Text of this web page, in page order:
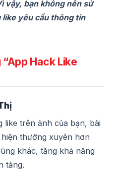
vậy, bạn không nên sử
like yêu cầu thông tin
“App Hack Like
like trên ảnh của bạn, bài
thường xuyên hơn
khác, tăng khả năng
tảng.